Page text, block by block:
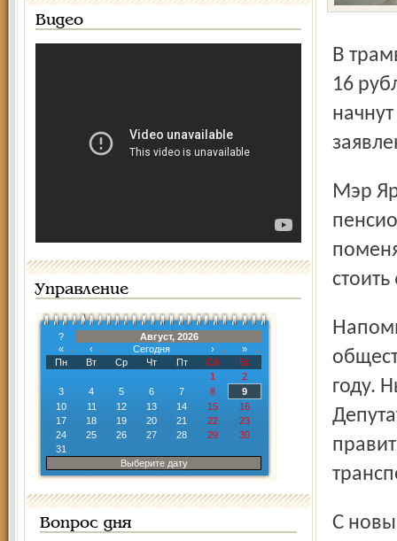
Видео
Управление
?
Август, 2026
«
‹ Сегодня ›
»
Пн
Вт Ср Чт Пт Сб
Вс
1
2
3
4 5 6 7 8
9
10
11 12 13 14 15
16
17
18 19 20 21 22
23
24
25 26 27 28 29
30
31
Выберите дату
Вопрос дня
В трамваях, троллейбусах и автобусах билет будет стоить
16
Мэр Ярославля Евгений Урлашов пообещал, что для
Напомним, в последний раз цены на проезд в
году.
С новыми тарифами не согласно объединение